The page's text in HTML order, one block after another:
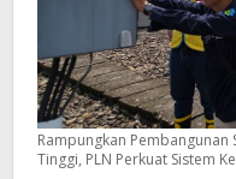
Rampungkan Pembangunan
Tinggi, PLN Perkuat Sistem